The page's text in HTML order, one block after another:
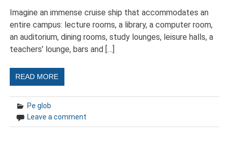
Imagine an immense cruise ship that accommodates an
entire campus: lecture rooms, a library, a computer room,
an auditorium, dining rooms, study lounges, leisure halls, a
teachers’ lounge, bars and […]
READ MORE
Pe glob
Leave a comment